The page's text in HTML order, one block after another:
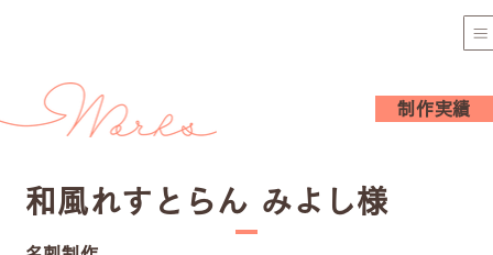
制作実績
和風れすとらん みよし様